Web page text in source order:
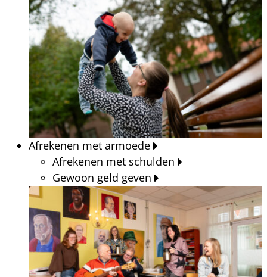
Afrekenen met armoede
Afrekenen met schulden
Gewoon geld geven